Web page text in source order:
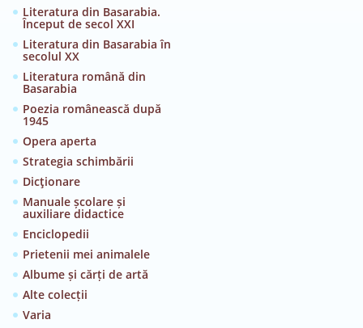
Literatura din Basarabia.
Început de secol XXI
Literatura din Basarabia în
secolul XX
Literatura română din
Basarabia
Poezia românească după
1945
Opera aperta
Strategia schimbării
Dicţionare
Manuale școlare și
auxiliare didactice
Enciclopedii
Prietenii mei animalele
Albume și cărți de artă
Alte colecții
Varia